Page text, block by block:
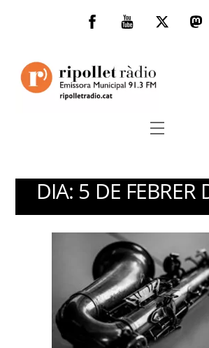
Facebook
You
Twitter
Menu
DIA: 5 DE FEBRER